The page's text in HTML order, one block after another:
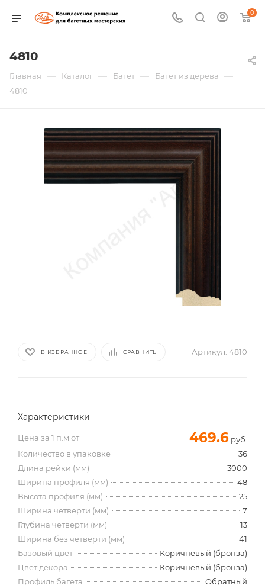
0
4810
Главная — Каталог — Багет — Багет из дерева —
4810
В ИЗБРАННОЕ СРАВНИТЬ Артикул: 4810
Характеристики
Цена за 1 п.м от 469.6 руб.
Количество в упаковке
36
Длина рейки (мм)
3000
Ширина профиля (мм)
48
Высота профиля (мм)
25
Ширина четверти (мм)
7
Глубина четверти (мм)
13
Ширина без четверти (мм)
41
Базовый цвет
Коричневый (бронза)
Цвет декора
Коричневый (бронза)
Профиль багета
Обратный